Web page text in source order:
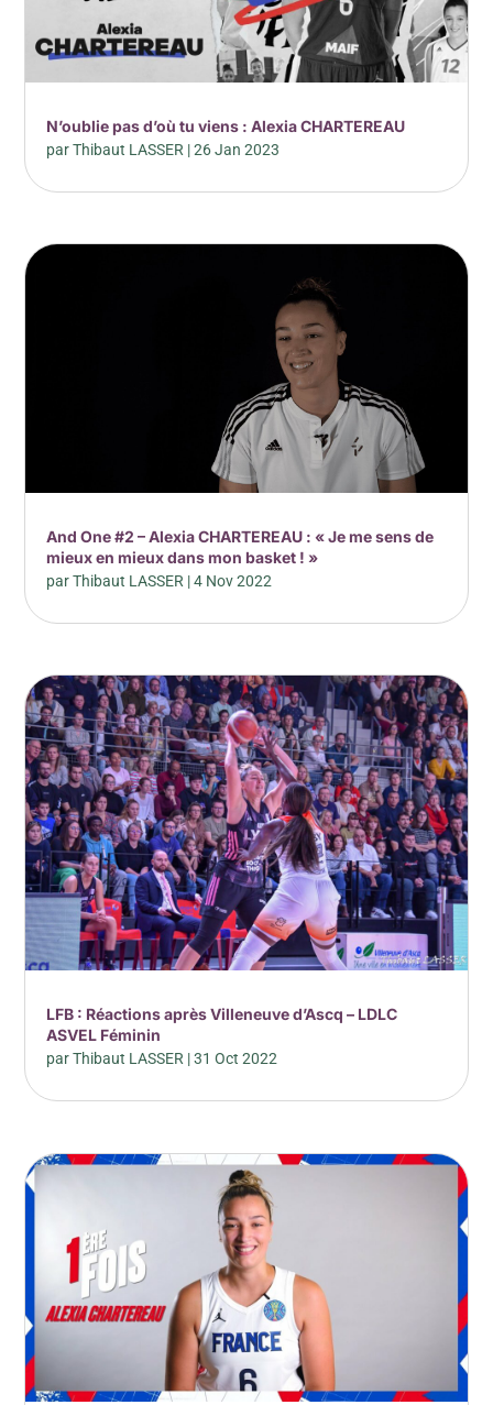
N’oublie pas d’où tu viens : Alexia CHARTEREAU
parThibaut LASSER |26 Jan 2023
And One #2 – Alexia CHARTEREAU : « Je me sens de
mieux en mieux dans mon basket ! »
parThibaut LASSER |4 Nov 2022
LFB : Réactions après Villeneuve d’Ascq – LDLC
ASVEL Féminin
parThibaut LASSER |31 Oct 2022